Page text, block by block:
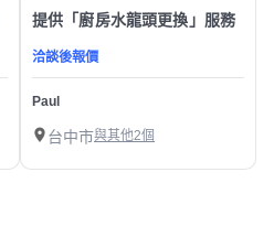
提供「廚房水龍頭更換」服務
洽談後報價
Paul
台中市與其他2個